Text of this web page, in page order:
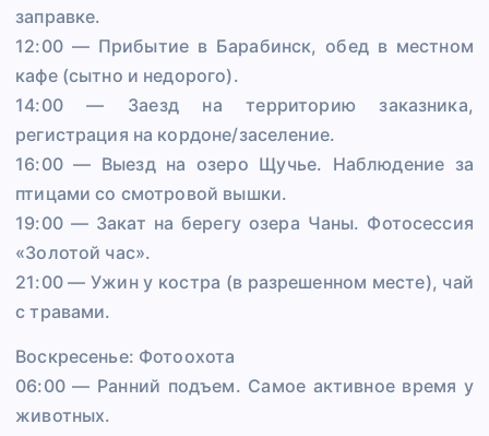
заправке.
12:00 — Прибытие в Барабинск, обед в местном
кафе (сытно и недорого).
14:00 — Заезд на территорию заказника,
регистрация на кордоне/заселение.
16:00 — Выезд на озеро Щучье. Наблюдение за
птицами со смотровой вышки.
19:00 — Закат на берегу озера Чаны. Фотосессия
«Золотой час».
21:00 — Ужин у костра (в разрешенном месте), чай
с травами.
Воскресенье: Фотоохота
06:00 — Ранний подъем. Самое активное время у
животных.